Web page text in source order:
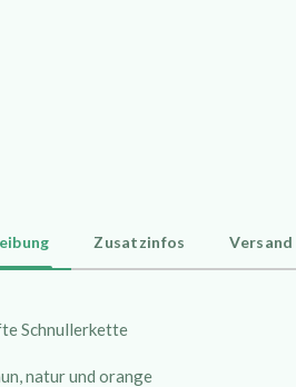
Zusatzinfos Versand
Schnullerkette
natur und orange